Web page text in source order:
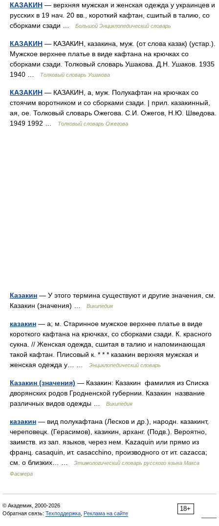
КАЗАКИН — верхняя мужская и женская одежда у украинцев и
русских в 19 нач. 20 вв., короткий кафтан, сшитый в талию, со
сборками сзади …
Большой Энциклопедический словарь
КАЗАКИН — КАЗАКИН, казакина, муж. (от слова казак) (устар.).
Мужское верхнее платье в виде кафтана на крючках со
сборками сзади. Толковый словарь Ушакова. Д.Н. Ушаков. 1935
1940 …
Толковый словарь Ушакова
КАЗАКИН — КАЗАКИН, а, муж. Полукафтан на крючках со
стоячим воротником и со сборками сзади. | прил. казакинный,
ая, ое. Толковый словарь Ожегова. С.И. Ожегов, Н.Ю. Шведова.
1949 1992 …
Толковый словарь Ожегова
Казакин — У этого термина существуют и другие значения, см.
Казакин (значения) …
Википедия
казакин — а; м. Старинное мужское верхнее платье в виде
короткого кафтана на крючках, со сборками сзади. К. красного
сукна. // Женская одежда, сшитая в талию и напоминающая
такой кафтан. Плисовый к. * * * казакин верхняя мужская и
женская одежда у… …
Энциклопедический словарь
Казакин (значения) — Казакин: Казакин фамилия из Списка
дворянских родов Гродненской губернии. Казакин название
различных видов одежды …
Википедия
казакин — вид полукафтана (Лесков и др.), народн. казакинт,
череповецк. (Герасимов), казикин, арханг. (Подв.). Вероятно,
заимств. из зап. языков, через нем. Kazaquin или прямо из
франц. casaquin, ит. саsассhinо, производного от ит. саzасса;
см. о близких… …
Этимологический словарь русского языка Макса
Фасмера
18+
© Академик, 2000-2026
Обратная связь: Техподдержка Реклама на сайте